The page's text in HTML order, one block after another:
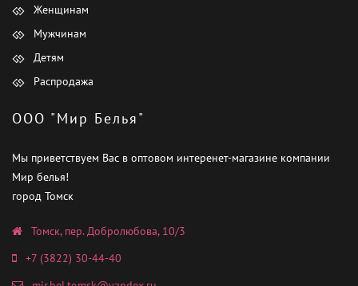
Женщинам
Мужчинам
Детям
Распродажа
ООО "Мир Белья"
Мы приветствуем Вас в оптовом интеренет-магазине компании
Мир белья!
город Томск
Томск, пер. Добролюбова, 10/3
+7 (3822) 30-44-40